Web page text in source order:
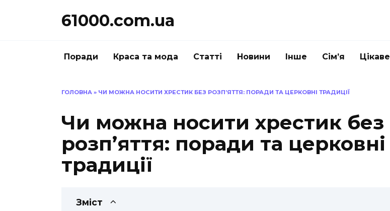
61000.com.ua
Поради Краса та мода Статті Новини Інше Сім’я Цікаве
ГОЛОВНА » ЧИ МОЖНА НОСИТИ ХРЕСТИК БЕЗ РОЗП’ЯТТЯ: ПОРАДИ ТА ЦЕРКОВНІ ТРАДИЦІЇ
Чи можна носити хрестик без
розп’яття: поради та церковні
традиції
Зміст